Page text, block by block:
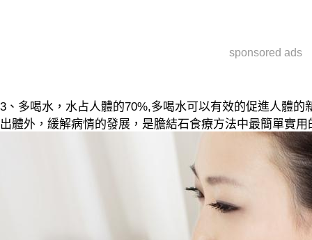
sponsored ads
3、多喝水，水占人體的70%,多喝水可以有效的促進人體
出體外，緩解病情的發展，是膽結石食療方法中最簡單實用